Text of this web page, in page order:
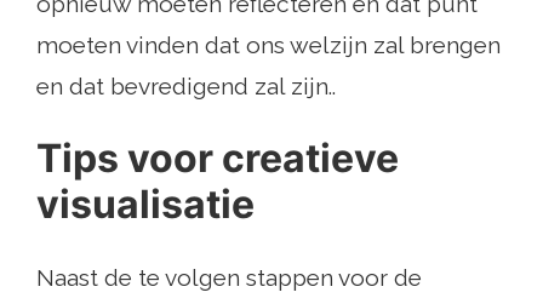
moeten vinden dat ons welzijn zal brengen
en dat bevredigend zal zijn..
Tips voor creatieve
visualisatie
Naast de te volgen stappen voor de